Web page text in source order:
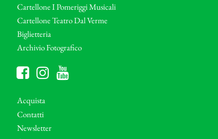
Cartellone I Pomeriggi Musicali
Cartellone Teatro Dal Verme
Biglietteria
Archivio Fotografico
Acquista
Contatti
Newsletter